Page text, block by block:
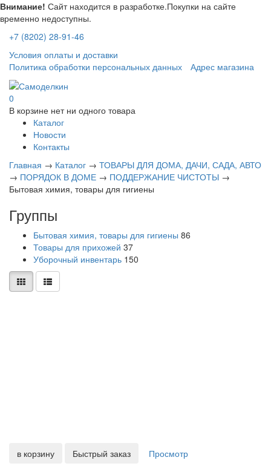
Внимание! Сайт находится в разработке.Покупки на сайте
временно недоступны.
+7 (8202) 28-91-46
Условия оплаты и доставки
Политика обработки персональных данных
Адрес магазина
0
В корзине нет ни одного товара
Каталог
Новости
Контакты
Главная → Каталог → ТОВАРЫ ДЛЯ ДОМА, ДАЧИ, САДА, АВТО
→ ПОРЯДОК В ДОМЕ → ПОДДЕРЖАНИЕ ЧИСТОТЫ →
Бытовая химия, товары для гигиены
Группы
Бытовая химия, товары для гигиены 86
Товары для прихожей 37
Уборочный инвентарь 150
в корзину Быстрый заказ
Просмотр